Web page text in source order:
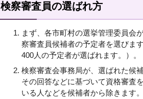
検察審査員の選ばれ方
まず、各市町村の選挙管理委員会
察審査員候補者の予定者を選びま
400人の予定者が選ばれます。）。
検察審査会事務局が、選ばれた候
その回答などに基づいて資格審査
いる人などを候補者から除きます。